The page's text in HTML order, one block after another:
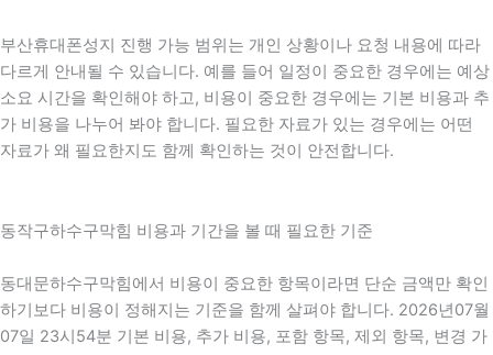
부산휴대폰성지 진행 가능 범위는 개인 상황이나 요청 내용에 따라
다르게 안내될 수 있습니다. 예를 들어 일정이 중요한 경우에는 예상
소요 시간을 확인해야 하고, 비용이 중요한 경우에는 기본 비용과 추
가 비용을 나누어 봐야 합니다. 필요한 자료가 있는 경우에는 어떤
자료가 왜 필요한지도 함께 확인하는 것이 안전합니다.
동작구하수구막힘 비용과 기간을 볼 때 필요한 기준
동대문하수구막힘에서 비용이 중요한 항목이라면 단순 금액만 확인
하기보다 비용이 정해지는 기준을 함께 살펴야 합니다. 2026년07월
07일 23시54분 기본 비용, 추가 비용, 포함 항목, 제외 항목, 변경 가